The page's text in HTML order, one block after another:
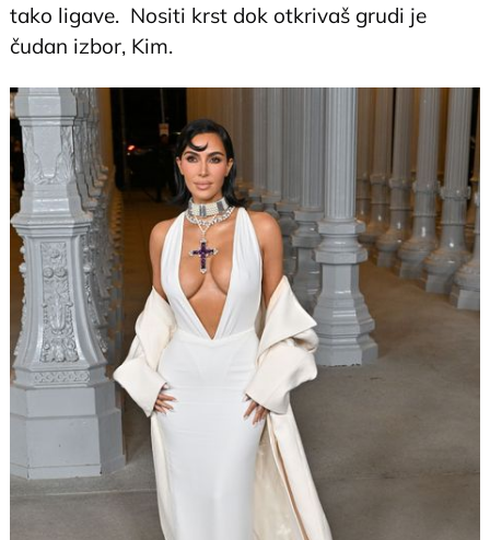
tako ligave. Nositi krst dok otkrivaš grudi je
čudan izbor, Kim.